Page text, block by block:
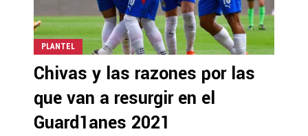
PLANTEL
Chivas y las razones por las
que van a resurgir en el
Guard1anes 2021